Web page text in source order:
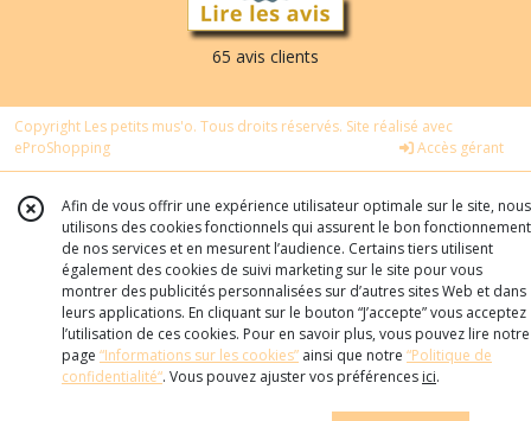
65 avis clients
Copyright Les petits mus'o. Tous droits réservés. Site réalisé avec
eProShopping
Accès gérant
Afin de vous offrir une expérience utilisateur optimale sur le site, nous
utilisons des cookies fonctionnels qui assurent le bon fonctionnement
de nos services et en mesurent l’audience. Certains tiers utilisent
également des cookies de suivi marketing sur le site pour vous
montrer des publicités personnalisées sur d’autres sites Web et dans
leurs applications. En cliquant sur le bouton “J’accepte” vous acceptez
l’utilisation de ces cookies. Pour en savoir plus, vous pouvez lire notre
page “Informations sur les cookies” ainsi que notre “Politique de
confidentialité“. Vous pouvez ajuster vos préférences ici.